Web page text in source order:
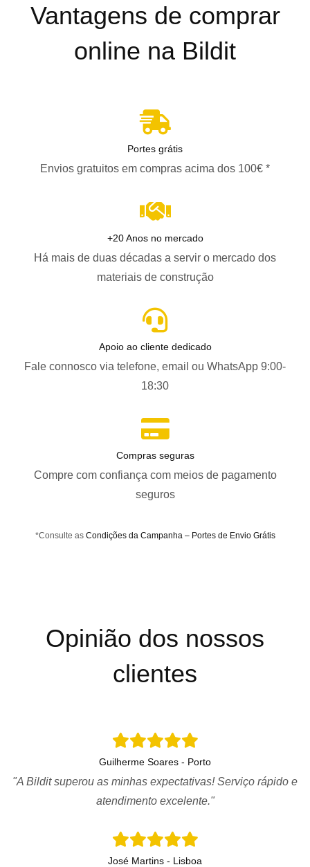
Vantagens de comprar
online na Bildit
Portes grátis
Envios gratuitos em compras acima dos 100€ *
+20 Anos no mercado
Há mais de duas décadas a servir o mercado dos
materiais de construção
Apoio ao cliente dedicado
Fale connosco via telefone, email ou WhatsApp 9:00-
18:30
Compras seguras
Compre com confiança com meios de pagamento
seguros
*Consulte as Condições da Campanha – Portes de Envio Grátis
Opinião dos nossos
clientes
Guilherme Soares - Porto
"A Bildit superou as minhas expectativas! Serviço rápido e
atendimento excelente."
José Martins - Lisboa